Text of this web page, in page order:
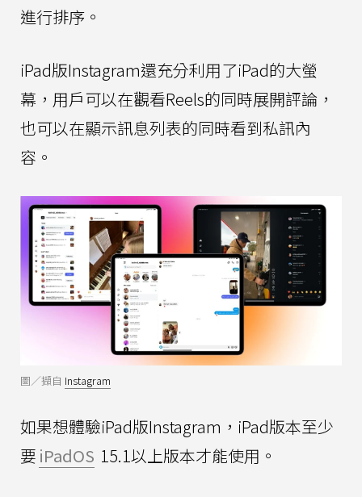
進行排序。
iPad版Instagram還充分利用了iPad的大螢
幕，用戶可以在觀看Reels的同時展開評論，
也可以在顯示訊息列表的同時看到私訊內
容。
圖／擷自 Instagram
如果想體驗iPad版Instagram，iPad版本至少
要 iPadOS 15.1以上版本才能使用。